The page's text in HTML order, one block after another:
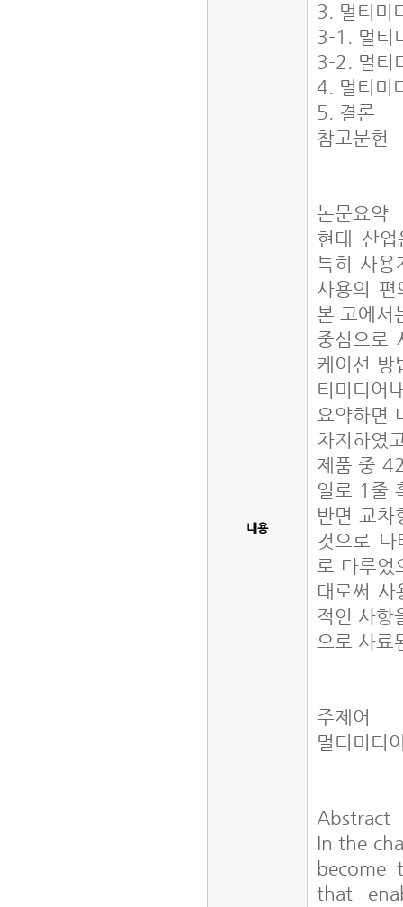
내용
3. 멀티미
3-1. 멀티
3-2. 멀티
4. 멀티미
5. 결론
참고문헌
논문요약
현대 산
특히 사
사용의 편
본 고에서
중심으로
케이션 방
티미디어
요약하면
차지하였
제품 중
일로 1줄
반면 교차
것으로
로 다루었
대로써
적인 사항
으로 사료
주제어
멀티미디
Abstract
In the
become
that